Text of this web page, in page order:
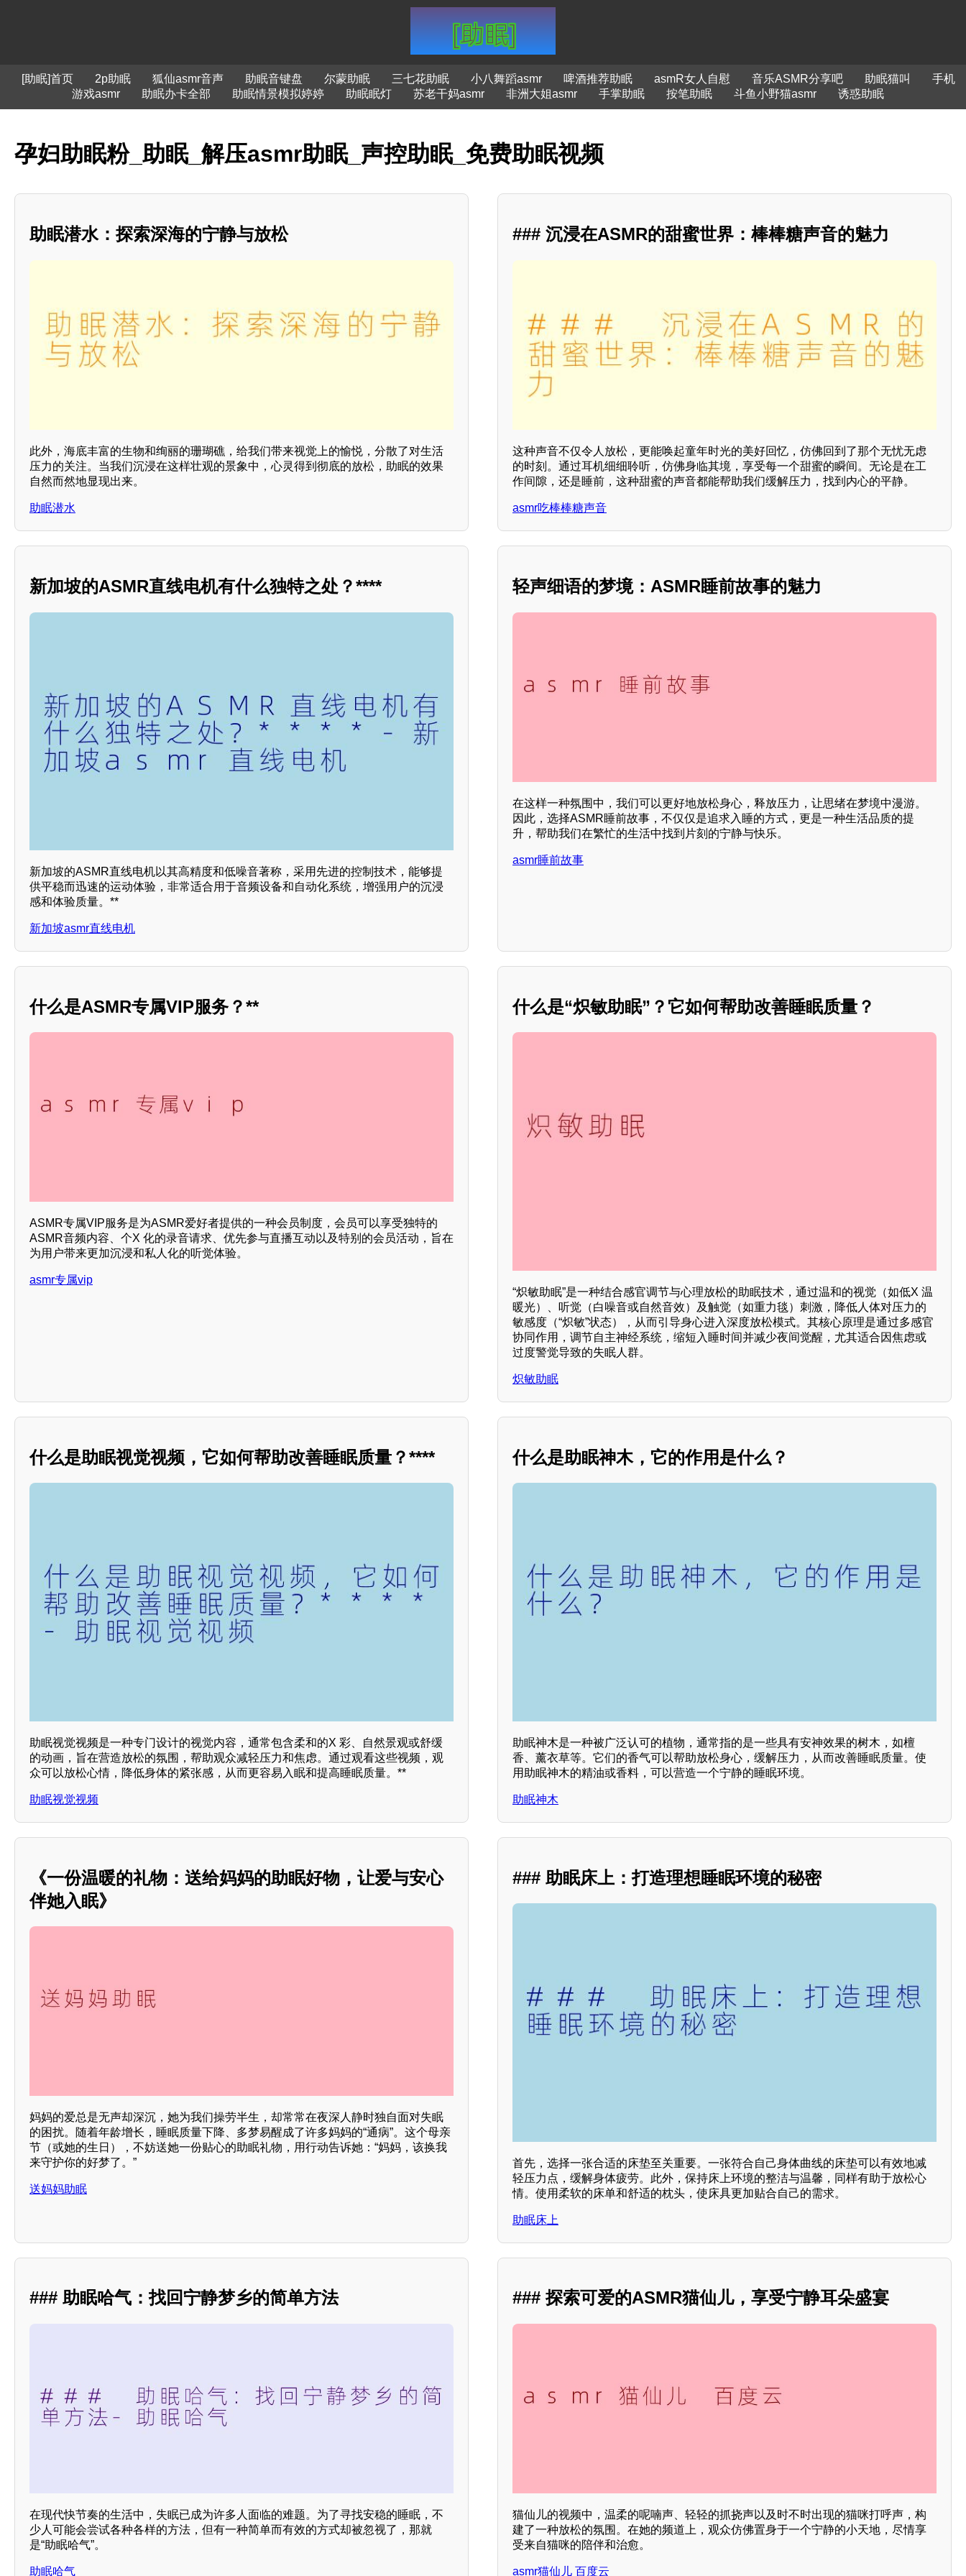
[助眠]首页 2p助眠 狐仙asmr音声 助眠音键盘 尔蒙助眠 三七花助眠 小八舞蹈asmr 啤酒推荐助眠 asmR女人自慰 音乐ASMR分享吧 助眠猫叫
手机
游戏asmr
助眠办卡全部 助眠情景模拟婷婷 助眠眠灯 苏老干妈asmr 非洲大姐asmr 手掌助眠 按笔助眠 斗鱼小野猫asmr 诱惑助眠
孕妇助眠粉_助眠_解压asmr助眠_声控助眠_免费助眠视频
助眠潜水：探索深海的宁静与放松
此外，海底丰富的生物和绚丽的珊瑚礁，给我们带来视觉上的愉悦，分散了对生活
压力的关注。当我们沉浸在这样壮观的景象中，心灵得到彻底的放松，助眠的效果
自然而然地显现出来。
助眠潜水
### 沉浸在ASMR的甜蜜世界：棒棒糖声音的魅力
这种声音不仅令人放松，更能唤起童年时光的美好回忆，仿佛回到了那个无忧无虑
的时刻。通过耳机细细聆听，仿佛身临其境，享受每一个甜蜜的瞬间。无论是在工
作间隙，还是睡前，这种甜蜜的声音都能帮助我们缓解压力，找到内心的平静。
asmr吃棒棒糖声音
新加坡的ASMR直线电机有什么独特之处？****
新加坡的ASMR直线电机以其高精度和低噪音著称，采用先进的控制技术，能够提
供平稳而迅速的运动体验，非常适合用于音频设备和自动化系统，增强用户的沉浸
感和体验质量。**
新加坡asmr直线电机
轻声细语的梦境：ASMR睡前故事的魅力
在这样一种氛围中，我们可以更好地放松身心，释放压力，让思绪在梦境中漫游。
因此，选择ASMR睡前故事，不仅仅是追求入睡的方式，更是一种生活品质的提
升，帮助我们在繁忙的生活中找到片刻的宁静与快乐。
asmr睡前故事
什么是ASMR专属VIP服务？**
ASMR专属VIP服务是为ASMR爱好者提供的一种会员制度，会员可以享受独特的
ASMR音频内容、个X 化的录音请求、优先参与直播互动以及特别的会员活动，旨在
为用户带来更加沉浸和私人化的听觉体验。
asmr专属vip
什么是“炽敏助眠”？它如何帮助改善睡眠质量？
“炽敏助眠”是一种结合感官调节与心理放松的助眠技术，通过温和的视觉（如低X 温
暖光）、听觉（白噪音或自然音效）及触觉（如重力毯）刺激，降低人体对压力的
敏感度（“炽敏”状态），从而引导身心进入深度放松模式。其核心原理是通过多感官
协同作用，调节自主神经系统，缩短入睡时间并减少夜间觉醒，尤其适合因焦虑或
过度警觉导致的失眠人群。
炽敏助眠
什么是助眠视觉视频，它如何帮助改善睡眠质量？****
助眠视觉视频是一种专门设计的视觉内容，通常包含柔和的X 彩、自然景观或舒缓
的动画，旨在营造放松的氛围，帮助观众减轻压力和焦虑。通过观看这些视频，观
众可以放松心情，降低身体的紧张感，从而更容易入眠和提高睡眠质量。**
助眠视觉视频
什么是助眠神木，它的作用是什么？
助眠神木是一种被广泛认可的植物，通常指的是一些具有安神效果的树木，如檀
香、薰衣草等。它们的香气可以帮助放松身心，缓解压力，从而改善睡眠质量。使
用助眠神木的精油或香料，可以营造一个宁静的睡眠环境。
助眠神木
《一份温暖的礼物：送给妈妈的助眠好物，让爱与安心
伴她入眠》
妈妈的爱总是无声却深沉，她为我们操劳半生，却常常在夜深人静时独自面对失眠
的困扰。随着年龄增长，睡眠质量下降、多梦易醒成了许多妈妈的“通病”。这个母亲
节（或她的生日），不妨送她一份贴心的助眠礼物，用行动告诉她：“妈妈，该换我
来守护你的好梦了。”
送妈妈助眠
### 助眠床上：打造理想睡眠环境的秘密
首先，选择一张合适的床垫至关重要。一张符合自己身体曲线的床垫可以有效地减
轻压力点，缓解身体疲劳。此外，保持床上环境的整洁与温馨，同样有助于放松心
情。使用柔软的床单和舒适的枕头，使床具更加贴合自己的需求。
助眠床上
### 助眠哈气：找回宁静梦乡的简单方法
在现代快节奏的生活中，失眠已成为许多人面临的难题。为了寻找安稳的睡眠，不
少人可能会尝试各种各样的方法，但有一种简单而有效的方式却被忽视了，那就
是“助眠哈气”。
助眠哈气
### 探索可爱的ASMR猫仙儿，享受宁静耳朵盛宴
猫仙儿的视频中，温柔的呢喃声、轻轻的抓挠声以及时不时出现的猫咪打呼声，构
建了一种放松的氛围。在她的频道上，观众仿佛置身于一个宁静的小天地，尽情享
受来自猫咪的陪伴和治愈。
asmr猫仙儿 百度云